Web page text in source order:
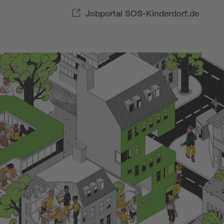
Jobportal SOS-Kinderdorf.de